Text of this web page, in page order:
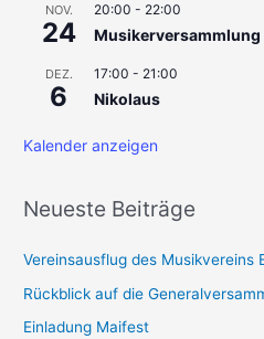
NOV.
24
20:00 - 22:00
Musikerversammlung
DEZ.
6
17:00 - 21:00
Nikolaus
Kalender anzeigen
Neueste Beiträge
Vereinsausflug des Musikvereins
Rückblick auf die
Einladung Maifest